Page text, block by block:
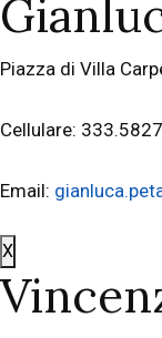
Piazza di Villa
Cellulare:
Email:
X